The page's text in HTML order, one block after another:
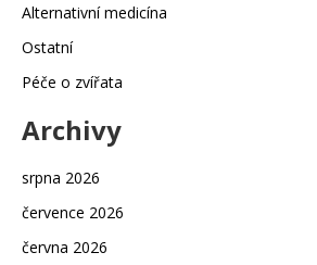
Alternativní medicína
Ostatní
Péče o zvířata
Archivy
srpna 2026
července 2026
června 2026